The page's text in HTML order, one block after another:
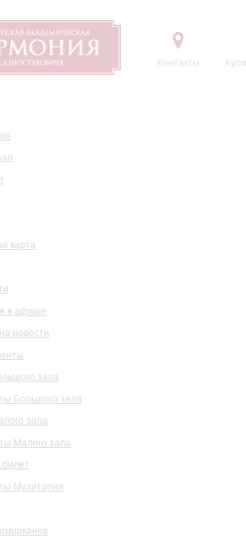
Контакты
карта
в афише
новости
зала
Большого зала
зала
Малого зала
билет
Музитория